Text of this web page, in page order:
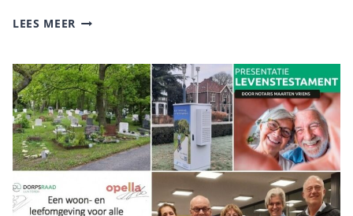
LEES MEER NIEUW
BIJ
SHARON
DAMESMODE
IN
LUNTEREN